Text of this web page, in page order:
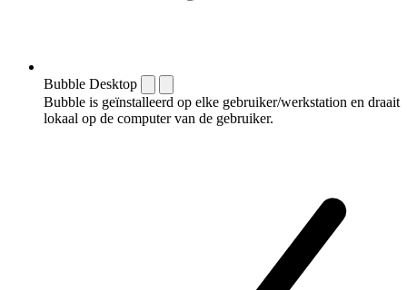
Bubble Desktop
Bubble is geïnstalleerd op elke gebruiker/werkstation en draait
lokaal op de computer van de gebruiker.